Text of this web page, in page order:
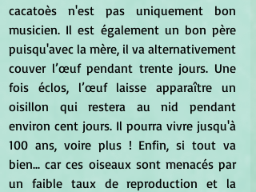
cacatoès n'est pas uniquement bon
musicien. Il est également un bon père
puisqu'avec la mère, il va alternativement
couver l’œuf pendant trente jours. Une
fois éclos, l’œuf laisse apparaître un
oisillon qui restera au nid pendant
environ cent jours. Il pourra vivre jusqu'à
100 ans, voire plus ! Enfin, si tout va
bien... car ces oiseaux sont menacés par
un faible taux de reproduction et la